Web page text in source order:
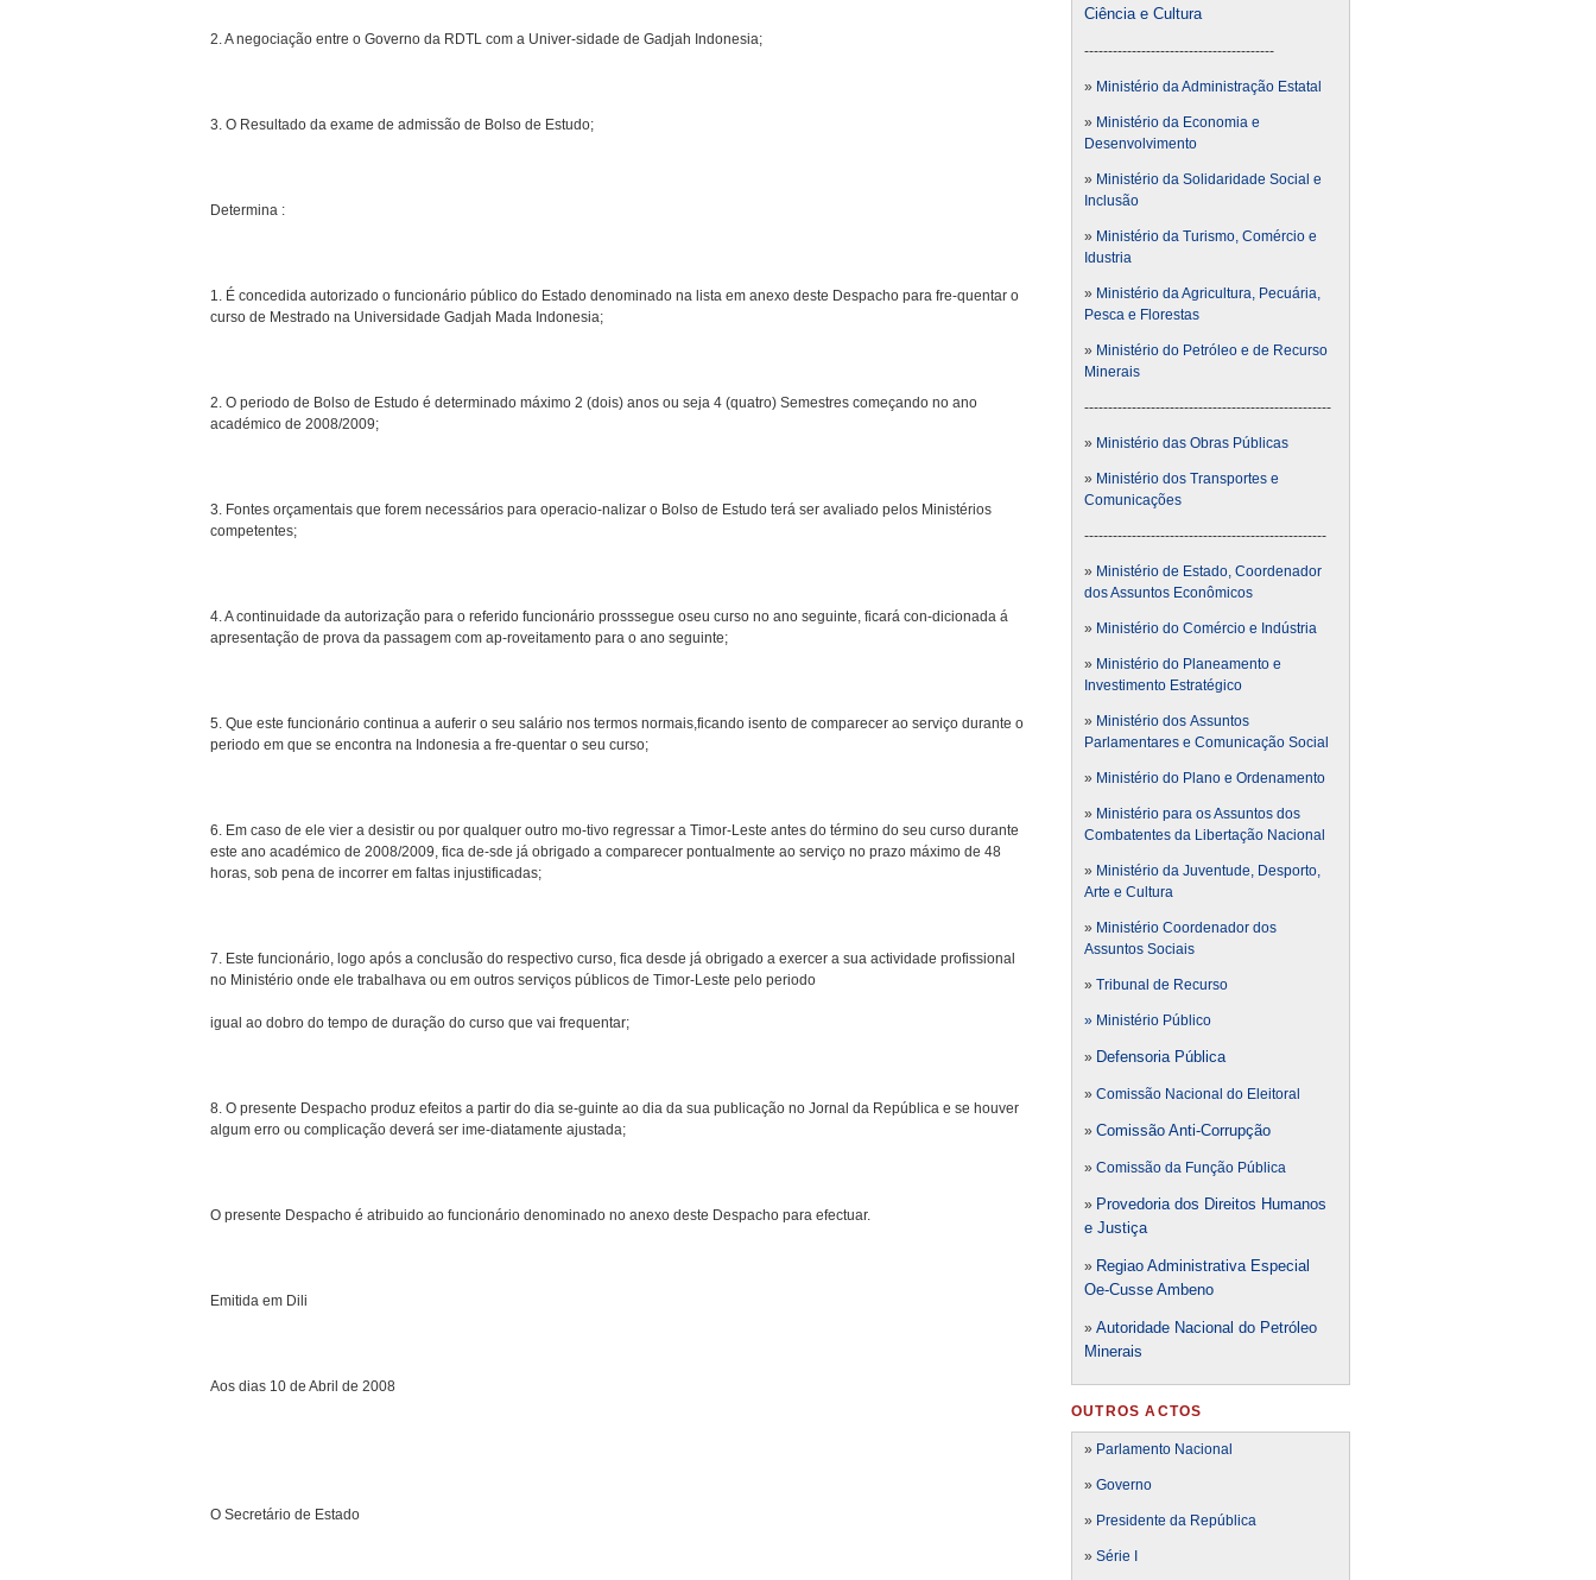
2. A negociação entre o Governo da RDTL com a Univer-sidade de Gadjah Indonesia;
3. O Resultado da exame de admissão de Bolso de Estudo;
Determina :
1. É concedida autorizado o funcionário público do Estado denominado na lista em anexo deste Despacho para fre-quentar o
curso de Mestrado na Universidade Gadjah Mada Indonesia;
2. O periodo de Bolso de Estudo é determinado máximo 2 (dois) anos ou seja 4 (quatro) Semestres começando no ano
académico de 2008/2009;
3. Fontes orçamentais que forem necessários para operacio-nalizar o Bolso de Estudo terá ser avaliado pelos Ministérios
competentes;
4. A continuidade da autorização para o referido funcionário prosssegue oseu curso no ano seguinte, ficará con-dicionada á
apresentação de prova da passagem com ap-roveitamento para o ano seguinte;
5. Que este funcionário continua a auferir o seu salário nos termos normais,ficando isento de comparecer ao serviço durante o
periodo em que se encontra na Indonesia a fre-quentar o seu curso;
6. Em caso de ele vier a desistir ou por qualquer outro mo-tivo regressar a Timor-Leste antes do término do seu curso durante
este ano académico de 2008/2009, fica de-sde já obrigado a comparecer pontualmente ao serviço no prazo máximo de 48
horas, sob pena de incorrer em faltas injustificadas;
7. Este funcionário, logo após a conclusão do respectivo curso, fica desde já obrigado a exercer a sua actividade profissional
no Ministério onde ele trabalhava ou em outros serviços públicos de Timor-Leste pelo periodo
igual ao dobro do tempo de duração do curso que vai frequentar;
8. O presente Despacho produz efeitos a partir do dia se-guinte ao dia da sua publicação no Jornal da República e se houver
algum erro ou complicação deverá ser ime-diatamente ajustada;
O presente Despacho é atribuido ao funcionário denominado no anexo deste Despacho para efectuar.
Emitida em Dili
Aos dias 10 de Abril de 2008
O Secretário de Estado
Ciência e Cultura
----------------------------------------
» Ministério da Administração Estatal
» Ministério da Economia e
Desenvolvimento
» Ministério da Solidaridade Social e
Inclusão
» Ministério da Turismo, Comércio e
Idustria
» Ministério da Agricultura, Pecuária,
Pesca e Florestas
» Ministério do Petróleo e de Recurso
Minerais
----------------------------------------------------
» Ministério das Obras Públicas
» Ministério dos Transportes e
Comunicações
---------------------------------------------------
» Ministério de Estado, Coordenador
dos Assuntos Econômicos
» Ministério do Comércio e Indústria
» Ministério do Planeamento e
Investimento Estratégico
» Ministério dos Assuntos
Parlamentares e Comunicação Social
» Ministério do Plano e Ordenamento
» Ministério para os Assuntos dos
Combatentes da Libertação Nacional
» Ministério da Juventude, Desporto,
Arte e Cultura
» Ministério Coordenador dos
Assuntos Sociais
» Tribunal de Recurso
» Ministério Público
» Defensoria Pública
» Comissão Nacional do Eleitoral
» Comissão Anti-Corrupção
» Comissão da Função Pública
» Provedoria dos Direitos Humanos
e Justiça
» Regiao Administrativa Especial
Oe-Cusse Ambeno
» Autoridade Nacional do Petróleo
Minerais
OUTROS ACTOS
» Parlamento Nacional
» Governo
» Presidente da República
» Série I